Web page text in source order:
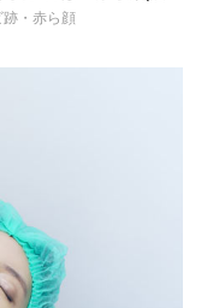
跡・赤ら顔